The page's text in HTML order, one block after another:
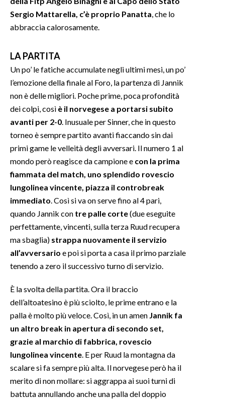
3 MINUTI CON
INSULARITÀ
INFO AZIENDE
ABBONATI
ANNUNCI
PUBBLICITÀ
SPIAGGE
STORE
Sergio Mattarella, c’è proprio Panatta , che lo
abbraccia calorosamente.
LA PARTITA
Un po’ le fatiche accumulate negli ultimi mesi, un po’
l’emozione della finale al Foro, la partenza di Jannik
non è delle migliori. Poche prime, poca profondità
dei colpi, così è il norvegese a portarsi subito
avanti per 2-0 . Inusuale per Sinner, che in questo
torneo è sempre partito avanti fiaccando sin dai
primi game le velleità degli avversari. Il numero 1 al
mondo però reagisce da campione e con la prima
fiammata del match, uno splendido rovescio
lungolinea vincente, piazza il controbreak
immediato . Così si va on serve fino al 4 pari,
quando Jannik con tre palle corte(due eseguite
perfettamente, vincenti, sulla terza Ruud recupera
ma sbaglia) strappa nuovamente il servizio
all’avversario e poi si porta a casa il primo parziale
tenendo a zero il successivo turno di servizio.
È la svolta della partita. Ora il braccio
dell’altoatesino è più sciolto, le prime entrano e la
palla è molto più veloce. Così, in un amen Jannik fa
un altro break in apertura di secondo set,
grazie al marchio di fabbrica, rovescio
lungolinea vincente . E per Ruud la montagna da
scalare si fa sempre più alta. Il norvegese però ha il
merito di non mollare: si aggrappa ai suoi turni di
battuta annullando anche una palla del doppio